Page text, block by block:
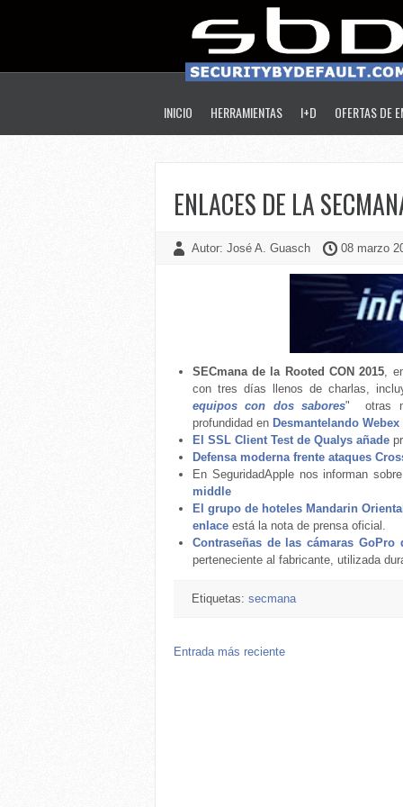
INICIO HERRAMIENTAS I+D OFERTAS DE
ENLACES DE LA
Autor: José A. Guasch 08 marzo
SECmana de la Rooted CON 2015,
con tres días llenos de charlas,
equipos con dos sabores" otras
profundidad en Desmantelando
El SSL Client Test de Qualys añade
Defensa moderna frente ataques
En SeguridadApple nos informan
middle
El grupo de hoteles Mandarin
enlaceestá la nota de prensa oficial.
Contraseñas de las cámaras
perteneciente al fabricante, utilizada
Etiquetas: secmana
Entrada más reciente